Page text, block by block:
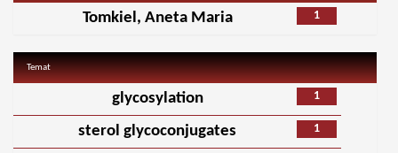
1
Tomkiel, Aneta Maria
Temat
1
glycosylation
1
sterol glycoconjugates